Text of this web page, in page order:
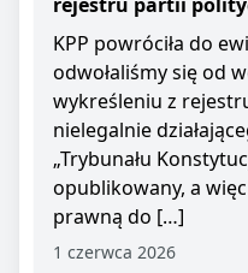
KPP powróciła do
odwołaliśmy się od
wykreśleniu z
nielegalnie
„Trybunału
opublikowany, a
prawną do […]
1 czerwca 2026